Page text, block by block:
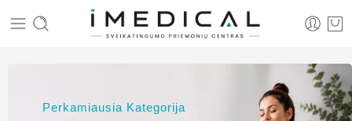
Perkamiausia Kategorija